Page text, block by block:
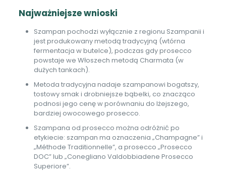
Najważniejsze wnioski
Szampan pochodzi wyłącznie z regionu Szampanii i
jest produkowany metodą tradycyjną (wtórna
fermentacja w butelce), podczas gdy prosecco
powstaje we Włoszech metodą Charmata (w
dużych tankach).
Metoda tradycyjna nadaje szampanowi bogatszy,
tostowy smak i drobniejsze bąbelki, co znacząco
podnosi jego cenę w porównaniu do lżejszego,
bardziej owocowego prosecco.
Szampana od prosecco można odróżnić po
etykiecie: szampan ma oznaczenia „Champagne” i
„Méthode Traditionnelle”, a prosecco „Prosecco
DOC” lub „Conegliano Valdobbiadene Prosecco
Superiore”.